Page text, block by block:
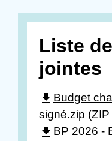
Liste
jointes
file_download Budget
signé.zip
file_download BP 2026 -